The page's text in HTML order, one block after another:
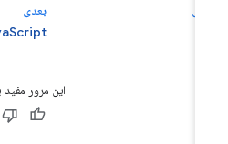
بعدی
JavaScript
این مرور مفید بود؟